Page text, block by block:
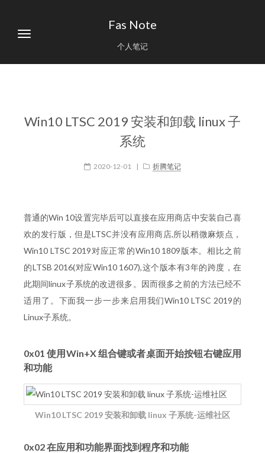
Fas Note
个人笔记
Win10 LTSC 2019 安装和卸载 linux 子
系统
2020-12-01 | 折腾笔记
普通的Win 10设置完毕后可以直接在应用商店中安装自己喜
欢的发行版，但是LTSC并没有应用商店,所以稍微麻烦点，
Win10 LTSC 2019对应正常的Win10 1809版本。相比之前
的LTSB 2016(对应Win10 1607),这个版本有3年的跨度，在
此期间linux子系统的改进很多。因而很多之前的方法已经不
适用了。下面我一步一步来启用我们Win10 LTSC 2019的
Linux子系统。
0x01 使用Win+X 组合键或者桌面开始按钮右键应用
和功能
Win10 LTSC 2019 安装和卸载 linux 子系统-运维社区
0x02 在应用和功能界面找到程序和功能